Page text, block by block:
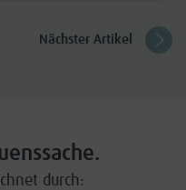
Nächster Artikel
durch: